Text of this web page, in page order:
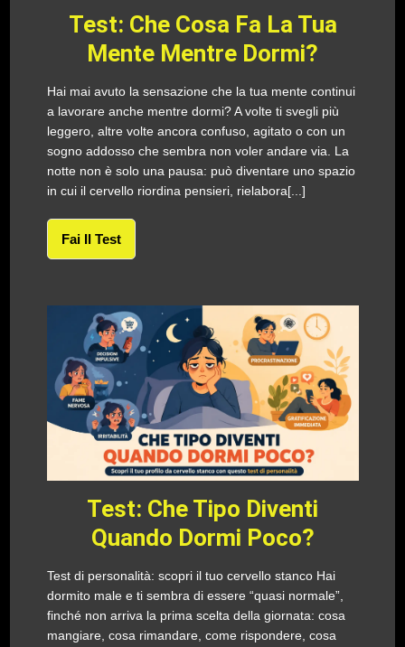
Test: Che Cosa Fa La Tua
Mente Mentre Dormi?
Hai mai avuto la sensazione che la tua mente continui
a lavorare anche mentre dormi? A volte ti svegli più
leggero, altre volte ancora confuso, agitato o con un
sogno addosso che sembra non voler andare via. La
notte non è solo una pausa: può diventare uno spazio
in cui il cervello riordina pensieri, rielabora[...]
Fai Il Test
Test: Che Tipo Diventi
Quando Dormi Poco?
Test di personalità: scopri il tuo cervello stanco Hai
dormito male e ti sembra di essere “quasi normale”,
finché non arriva la prima scelta della giornata: cosa
mangiare, cosa rimandare, come rispondere, cosa